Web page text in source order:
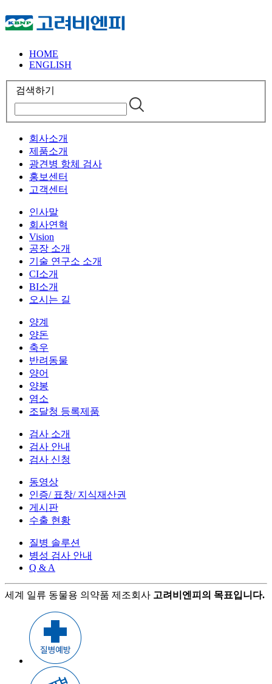
HOME
ENGLISH
검색하기
회사소개
제품소개
광견병 항체 검사
홍보센터
고객센터
인사말
회사연혁
Vision
공장 소개
기술 연구소 소개
CI소개
BI소개
오시는 길
양계
양돈
축우
반려동물
양어
양봉
염소
조달청 등록제품
검사 소개
검사 안내
검사 신청
동영상
인증/ 표창/ 지식재산권
게시판
수출 현황
질병 솔루션
병성 검사 안내
Q & A
세계 일류 동물용 의약품 제조회사 고려비엔피의 목표입니다.